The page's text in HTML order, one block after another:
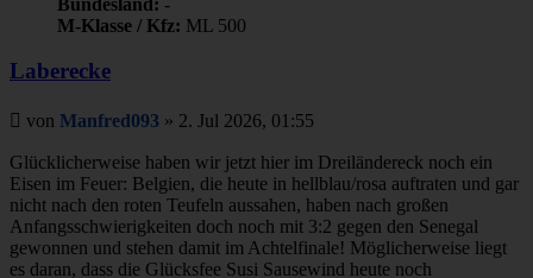
M-Klasse / Kfz: ML 500
Laberecke
Beitrag
von Manfred093 » 2. Jul 2026, 01:55
Glücklicherweise haben wir jetzt hier im Dreiländereck noch ein
Eisen im Feuer: Belgien, die heute in hellblau/rosa auftraten und gar
nicht nach den roten Teufeln aussahen, haben nach großen
Anfangsschwierigkeiten doch noch mit 3:2 gegen den Senegal
gewonnen und stehen damit im Achtelfinale! Möglicherweise liegt
es daran, dass die Glücksfee Susi Sausewind heute noch